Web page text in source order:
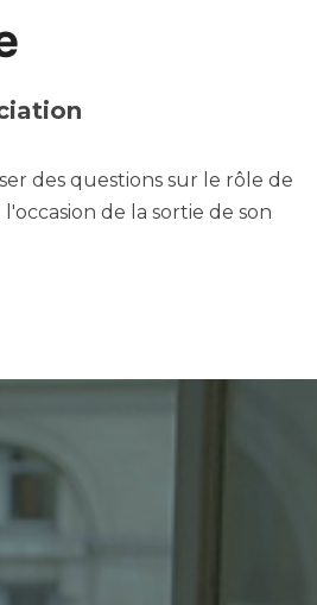
des questions sur le rôle de
de la sortie de son